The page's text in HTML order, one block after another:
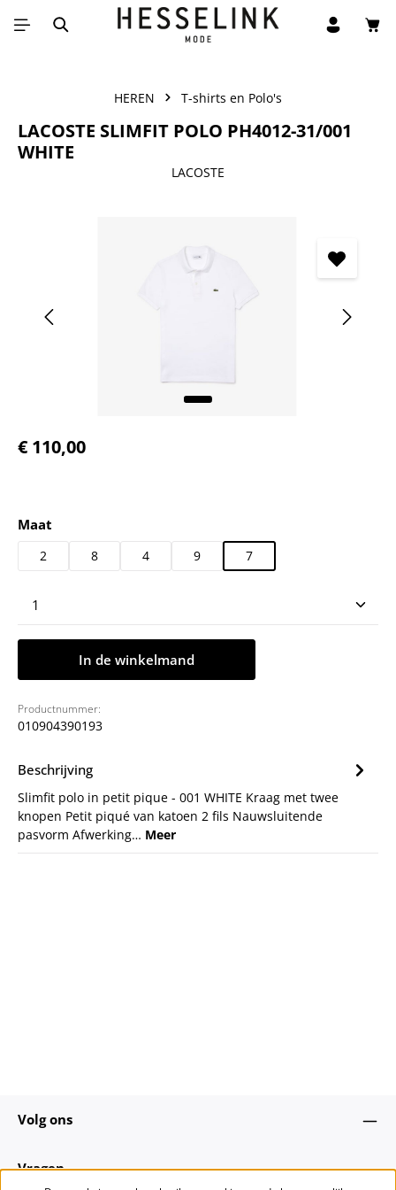
Ga naar de hoofdinhoud
HEREN T-shirts en Polo's
LACOSTE SLIMFIT POLO PH4012-31/001
WHITE
LACOSTE
Normale prijs:
€ 110,00
Selecteer
Maat
2 8 4 9 7
Producthoeveelheid: Voer de gewenste
In de winkelmand
Productnummer:
010904390193
Beschrijving
Slimfit polo in petit pique - 001 WHITE Kraag met twee
knopen Petit piqué van katoen 2 fils Nauwsluitende
pasvorm Afwerking… Meer
Volg ons
Vragen